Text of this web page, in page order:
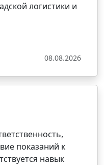
логистики и
08.08.2026
показаний к
навык